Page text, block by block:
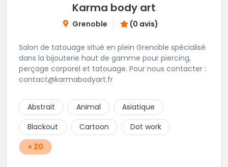
Karma body art
Grenoble (0 avis)
Salon de tatouage situé en plein Grenoble spécialisé
dans la bijouterie haut de gamme pour piercing,
perçage corporel et tatouage. Pour nous contacter :
contact@karmabodyart.fr
Abstrait Animal
Asiatique
Blackout
Cartoon
Dot work
+ 20